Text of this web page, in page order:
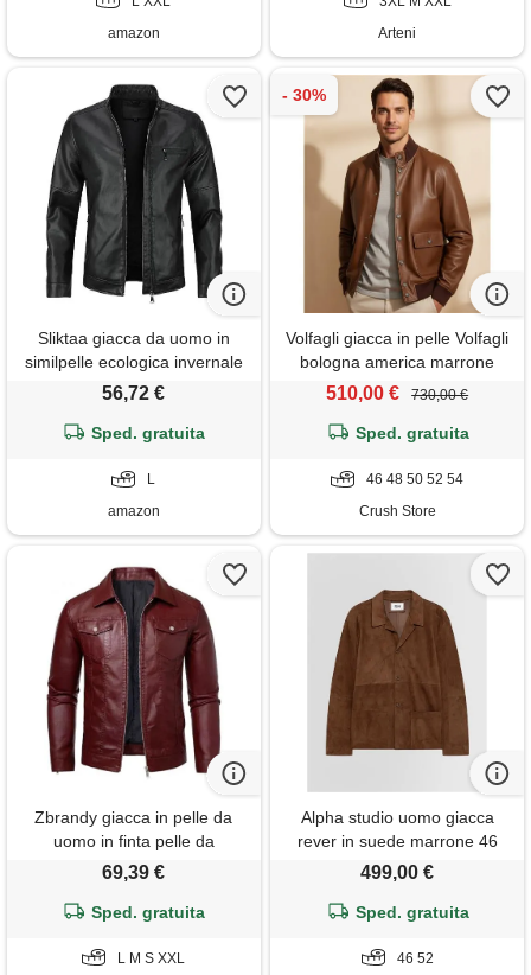
amazon
Arteni
Sliktaa giacca da uomo in
similpelle ecologica invernale
con collo alto di transizione
zippato cerniera casual giacca
56,72 €
Sped. gratuita
L
amazon
Volfagli giacca in pelle Volfagli
bologna america marrone
510,00 € 730,00 €
Sped. gratuita
46 48 50 52 54
Crush Store
Zbrandy giacca in pelle da
uomo in finta pelle da
motociclista cappotto outwear
69,39 €
Sped. gratuita
L M S XXL
Alpha studio uomo giacca
rever in suede marrone 46
499,00 €
Sped. gratuita
46 52